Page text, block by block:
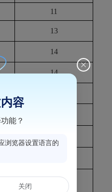
11
1 3
14
14
容
能？
浏览器设置语言的
关闭